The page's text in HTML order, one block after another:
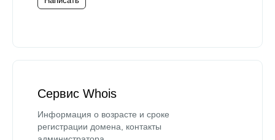
Сервис Whois
Информация о возрасте и сроке
регистрации домена, контакты